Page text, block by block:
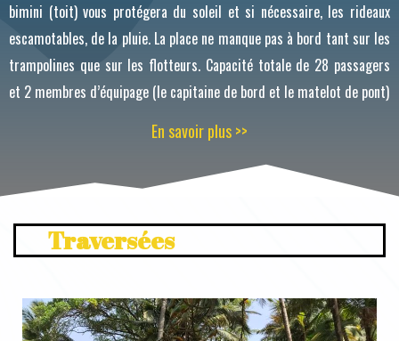
bimini (toit) vous protégera du soleil et si nécessaire, les rideaux
escamotables, de la pluie. La place ne manque pas à bord tant sur les
trampolines que sur les flotteurs. Capacité totale de 28 passagers
et 2 membres d’équipage (le capitaine de bord et le matelot de pont)
En savoirplus>>
Traversées